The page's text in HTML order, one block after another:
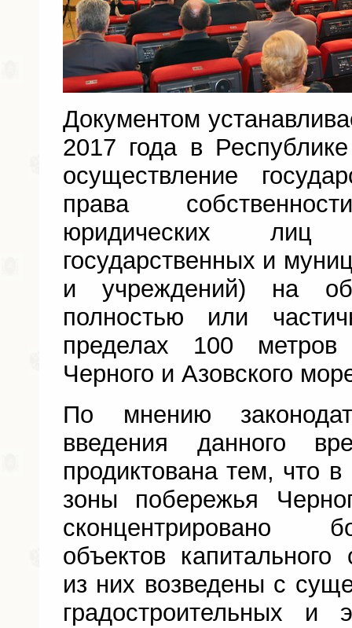
Документом
2017 года в
осуществление
права
юридических лиц
государственных и
и учреждений) на
полностью или
пределах 100
Черного и Азовского
По мнению
введения данного
продиктована тем, что
зоны побережья
сконцентрировано
объектов капитального
из них возведены с
градостроительных и